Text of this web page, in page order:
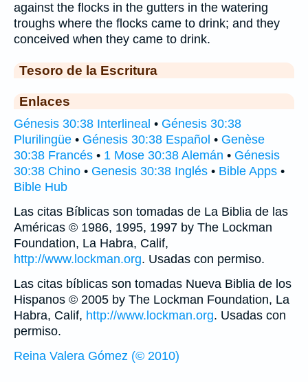
against the flocks in the gutters in the watering
troughs where the flocks came to drink; and they
conceived when they came to drink.
Tesoro de la Escritura
Enlaces
Génesis 30:38 Interlineal • Génesis 30:38
Plurilingüe • Génesis 30:38 Español • Genèse
30:38 Francés • 1 Mose 30:38 Alemán • Génesis
30:38 Chino • Genesis 30:38 Inglés • Bible Apps •
Bible Hub
Las citas Bíblicas son tomadas de La Biblia de las
Américas © 1986, 1995, 1997 by The Lockman
Foundation, La Habra, Calif,
http://www.lockman.org. Usadas con permiso.
Las citas bíblicas son tomadas Nueva Biblia de los
Hispanos © 2005 by The Lockman Foundation, La
Habra, Calif, http://www.lockman.org. Usadas con
permiso.
Reina Valera Gómez (© 2010)